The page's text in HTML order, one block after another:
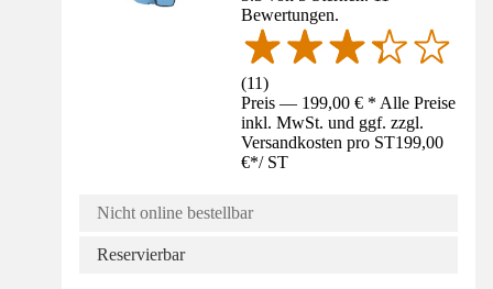
Bewertungen.
(11)
Preis — 199,00 € * Alle Preise
inkl. MwSt. und ggf. zzgl.
Versandkosten pro ST199,00
€*/ ST
Nicht online bestellbar
Reservierbar